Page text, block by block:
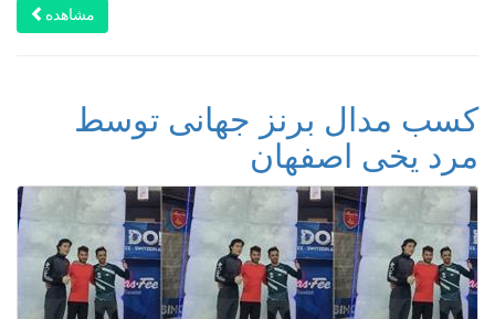
مشاهده
کسب مدال برنز جهانی توسط
مرد یخی اصفهان